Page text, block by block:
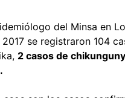
del Minsa en
se registraron 104
2 casos de